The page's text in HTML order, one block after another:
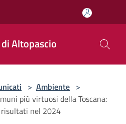
Altopascio
> Ambiente >
più virtuosi della Toscana:
risultati nel 2024